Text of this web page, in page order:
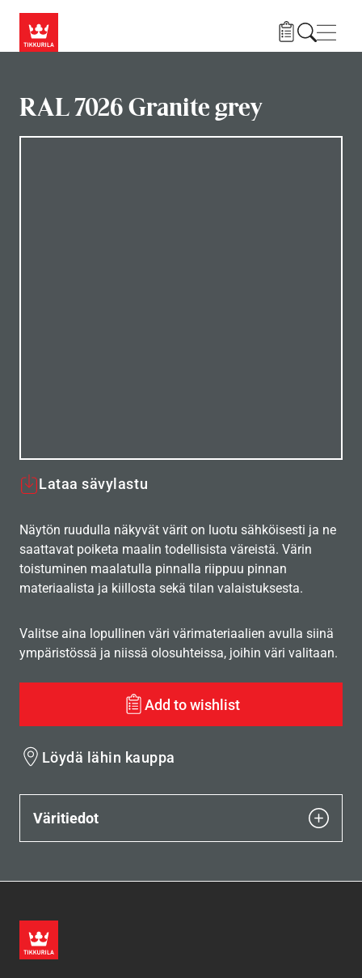
RAL 7026 Granite grey
Lataa sävylastu
Näytön ruudulla näkyvät värit on luotu sähköisesti ja ne
saattavat poiketa maalin todellisista väreistä. Värin
toistuminen maalatulla pinnalla riippuu pinnan
materiaalista ja kiillosta sekä tilan valaistuksesta.
Valitse aina lopullinen väri värimateriaalien avulla siinä
ympäristössä ja niissä olosuhteissa, joihin väri valitaan.
Add to wishlist
Löydä lähin kauppa
Väritiedot